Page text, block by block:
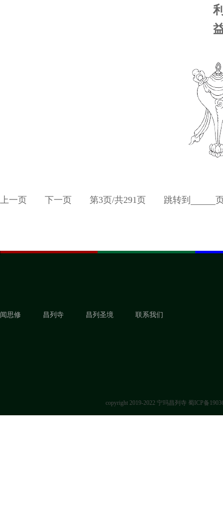
上一页 下一页 第3页/共291页 跳转到
闻思修 昌列寺 昌列圣境 联系我们
copyright 2019-2022 宁玛昌列寺 蜀ICP备